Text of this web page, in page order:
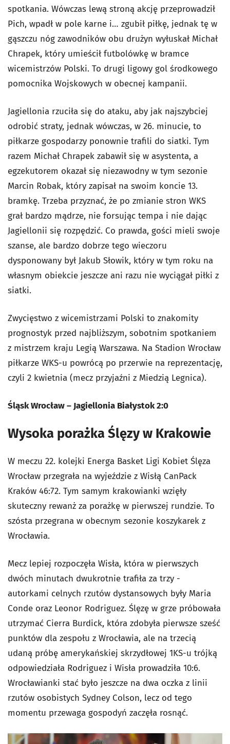
spotkania. Wówczas lewą stroną akcję przeprowadził
Pich, wpadł w pole karne i… zgubił piłkę, jednak tę w
gąszczu nóg zawodników obu drużyn wyłuskał Michał
Chrapek, który umieścił futbolówkę w bramce
wicemistrzów Polski. To drugi ligowy gol środkowego
pomocnika Wojskowych w obecnej kampanii.
Jagiellonia rzuciła się do ataku, aby jak najszybciej
odrobić straty, jednak wówczas, w 26. minucie, to
piłkarze gospodarzy ponownie trafili do siatki. Tym
razem Michał Chrapek zabawił się w asystenta, a
egzekutorem okazał się niezawodny w tym sezonie
Marcin Robak, który zapisał na swoim koncie 13.
bramkę. Trzeba przyznać, że po zmianie stron WKS
grał bardzo mądrze, nie forsując tempa i nie dając
Jagiellonii się rozpędzić. Co prawda, gości mieli swoje
szanse, ale bardzo dobrze tego wieczoru
dysponowany był Jakub Słowik, który w tym roku na
własnym obiekcie jeszcze ani razu nie wyciągał piłki z
siatki.
Zwycięstwo z wicemistrzami Polski to znakomity
prognostyk przed najbliższym, sobotnim spotkaniem
z mistrzem kraju Legią Warszawa. Na Stadion Wrocław
piłkarze WKS-u powrócą po przerwie na reprezentację,
czyli 2 kwietnia (mecz przyjaźni z Miedzią Legnica).
Śląsk Wrocław – Jagiellonia Białystok 2:0
Wysoka porażka Ślęzy w Krakowie
W meczu 22. kolejki Energa Basket Ligi Kobiet Ślęza
Wrocław przegrała na wyjeździe z Wisłą CanPack
Kraków 46:72. Tym samym krakowianki wzięły
skuteczny rewanż za porażkę w pierwszej rundzie. To
szósta przegrana w obecnym sezonie koszykarek z
Wrocławia.
Mecz lepiej rozpoczęła Wisła, która w pierwszych
dwóch minutach dwukrotnie trafiła za trzy -
autorkami celnych rzutów dystansowych były Maria
Conde oraz Leonor Rodriguez. Ślęzę w grze próbowała
utrzymać Cierra Burdick, która zdobyła pierwsze sześć
punktów dla zespołu z Wrocławia, ale na trzecią
udaną próbę amerykańskiej skrzydłowej 1KS-u trójką
odpowiedziała Rodriguez i Wisła prowadziła 10:6.
Wrocławianki stać było jeszcze na dwa oczka z linii
rzutów osobistych Sydney Colson, lecz od tego
momentu przewaga gospodyń zaczęła rosnąć.